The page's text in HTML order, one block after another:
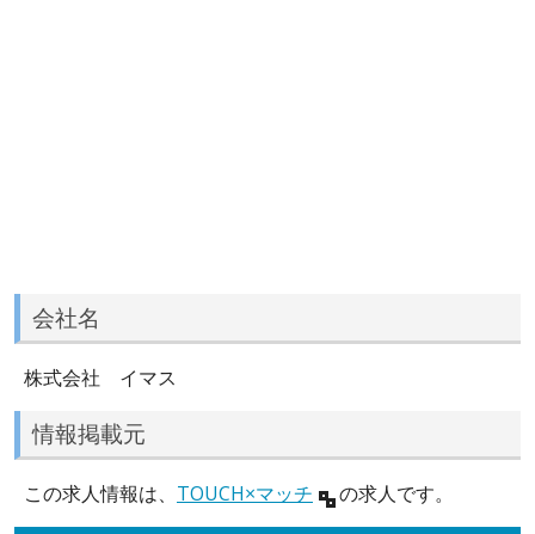
会社名
株式会社 イマス
情報掲載元
この求人情報は、 TOUCH×マッチ の求人です。